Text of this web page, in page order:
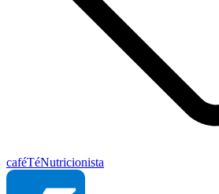
caféTéNutricionista